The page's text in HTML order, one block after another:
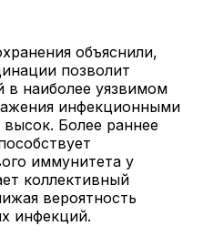
объяснили,
позволит
в наиболее уязвимом
инфекционными
Более раннее
иммунитета у
коллективный
вероятность
инфекций.